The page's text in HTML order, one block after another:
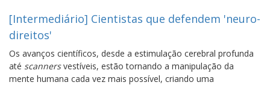
[Intermediário] Cientistas que defendem 'neuro-
direitos'
Os avanços científicos, desde a estimulação cerebral profunda
até scannersvestíveis, estão tornando a manipulação da
mente humana cada vez mais possível, criando uma